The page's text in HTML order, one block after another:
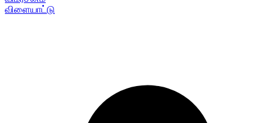
விளையாட்டு